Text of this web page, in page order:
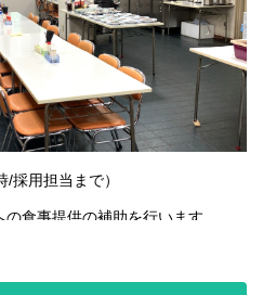
採用担当まで）
食事提供の補助を行います。